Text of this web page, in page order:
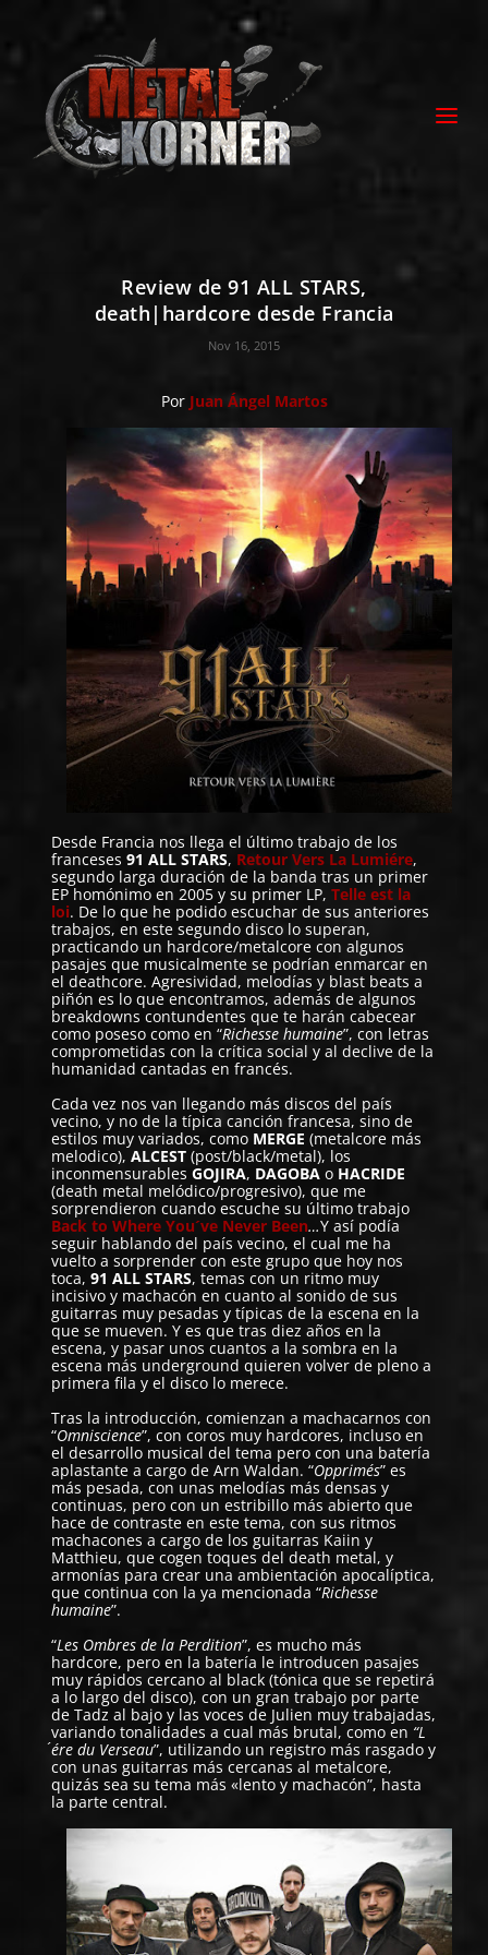
Review de 91 ALL STARS,
death|hardcore desde Francia
Nov 16, 2015
Por Juan Ángel Martos
Desde Francia nos llega el último trabajo de los
franceses91 ALL STARS, Retour Vers La Lumiére,
segundo larga duración de la banda tras un primer
EP homónimo en 2005 y su primer LP,Telle est la
loi. De lo que he podido escuchar de sus anteriores
trabajos, en este segundo disco lo superan,
practicando un hardcore/metalcore con algunos
pasajes que musicalmente se podrían enmarcar en
el deathcore. Agresividad, melodías y blast beats a
piñón es lo que encontramos, además de algunos
breakdowns contundentes que te harán cabecear
como poseso como en “Richesse humaine”, con letras
comprometidas con la crítica social y al declive de la
humanidad cantadas en francés.
Cada vez nos van llegando más discos del país
vecino, y no de la típica canción francesa, sino de
estilos muy variados, como MERGE(metalcore más
melodico),ALCEST(post/black/metal), los
inconmensurablesGOJIRA, DAGOBAo HACRIDE
(death metal melódico/progresivo), que me
sorprendieron cuando escuche su último trabajo
Back to Where You´ve Never Been…Y así podía
seguir hablando del país vecino, el cual me ha
vuelto a sorprender con este grupo que hoy nos
toca,91 ALL STARS, temas con un ritmo muy
incisivo y machacón en cuanto al sonido de sus
guitarras muy pesadas y típicas de la escena en la
que se mueven. Y es que tras diez años en la
escena, y pasar unos cuantos a la sombra en la
escena más underground quieren volver de pleno a
primera fila y el disco lo merece.
Tras la introducción, comienzan a machacarnos con
“Omniscience”, con coros muy hardcores, incluso en
el desarrollo musical del tema pero con una batería
aplastante a cargo de Arn Waldan. “Opprimés” es
más pesada, con unas melodías más densas y
continuas, pero con un estribillo más abierto que
hace de contraste en este tema, con sus ritmos
machacones a cargo de los guitarras Kaiin y
Matthieu, que cogen toques del death metal, y
armonías para crear una ambientación apocalíptica,
que continua con la ya mencionada “Richesse
humaine”.
“Les Ombres de la Perdition”, es mucho más
hardcore, pero en la batería le introducen pasajes
muy rápidos cercano al black (tónica que se repetirá
a lo largo del disco), con un gran trabajo por parte
de Tadz al bajo y las voces de Julien muy trabajadas,
variando tonalidades a cual más brutal, como en “L
´ére du Verseau”, utilizando un registro más rasgado y
con unas guitarras más cercanas al metalcore,
quizás sea su tema más «lento y machacón”, hasta
la parte central.